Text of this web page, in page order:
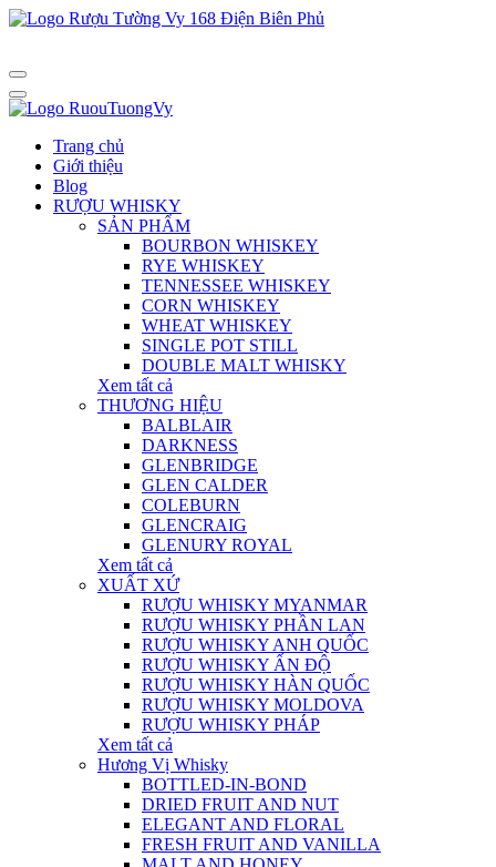
Trang chủ
Giới thiệu
Blog
RƯỢU WHISKY
SẢN PHẨM
BOURBON WHISKEY
RYE WHISKEY
TENNESSEE WHISKEY
CORN WHISKEY
WHEAT WHISKEY
SINGLE POT STILL
DOUBLE MALT WHISKY
Xem tất cả
THƯƠNG HIỆU
BALBLAIR
DARKNESS
GLENBRIDGE
GLEN CALDER
COLEBURN
GLENCRAIG
GLENURY ROYAL
Xem tất cả
XUẤT XỨ
RƯỢU WHISKY MYANMAR
RƯỢU WHISKY PHẦN LAN
RƯỢU WHISKY ANH QUỐC
RƯỢU WHISKY ẤN ĐỘ
RƯỢU WHISKY HÀN QUỐC
RƯỢU WHISKY MOLDOVA
RƯỢU WHISKY PHÁP
Xem tất cả
Hương Vị Whisky
BOTTLED-IN-BOND
DRIED FRUIT AND NUT
ELEGANT AND FLORAL
FRESH FRUIT AND VANILLA